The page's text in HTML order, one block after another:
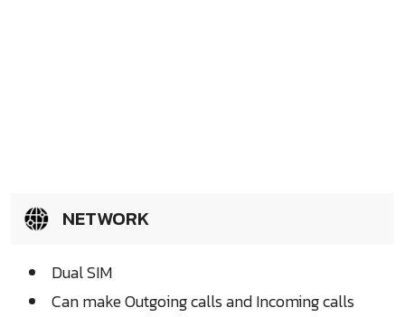
NETWORK
Dual SIM
Can make Outgoing calls and Incoming calls